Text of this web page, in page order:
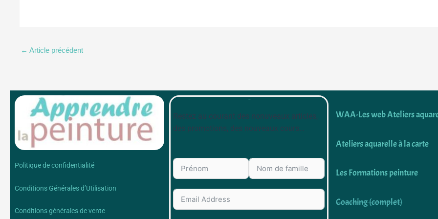
← Article précédent
Politique de confidentialité
Conditions Générales d’Utilisation
Conditions générales de vente
Restez au courant des nonuveaux articles,
des promotions, des nouveaux cours…
WAA-Les web Ateliers
Ateliers aquarelle à la carte
Les Formations peinture
Coaching (complet)